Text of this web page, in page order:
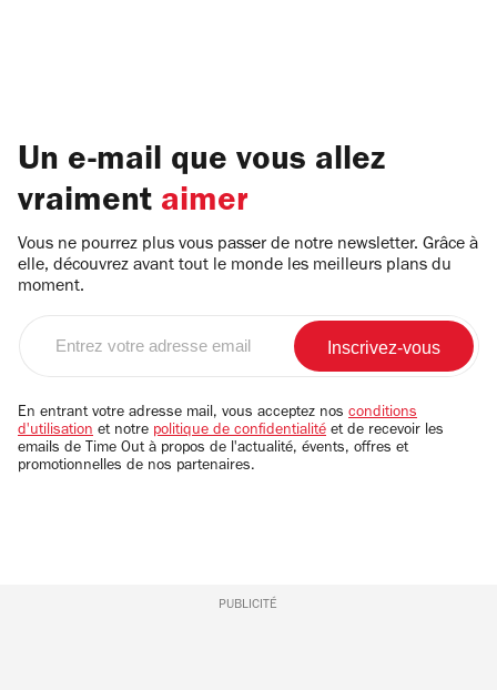
Un e-mail que vous allez
vraiment aimer
Vous ne pourrez plus vous passer de notre newsletter. Grâce à
elle, découvrez avant tout le monde les meilleurs plans du
moment.
email
En entrant votre adresse mail, vous acceptez nos conditions
d'utilisation et notre politique de confidentialité et de recevoir les
emails de Time Out à propos de l'actualité, évents, offres et
promotionnelles de nos partenaires.
PUBLICITÉ